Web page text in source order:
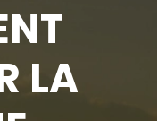
LA